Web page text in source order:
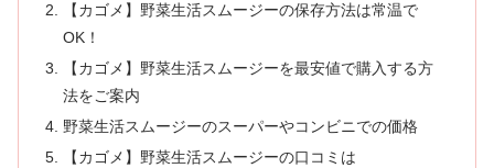
【カゴメ】野菜生活スムージーの保存方法は常温で
OK！
【カゴメ】野菜生活スムージーを最安値で購入する方
法をご案内
野菜生活スムージーのスーパーやコンビニでの価格
【カゴメ】野菜生活スムージーの口コミは